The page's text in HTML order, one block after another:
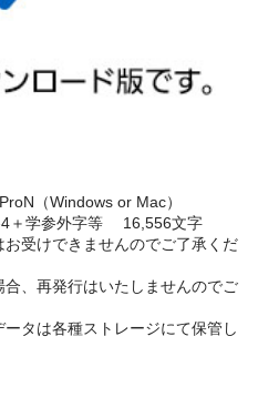
（Windows or Mac）
4＋学参外字等 16,556文字
受けできませんのでご了承くだ
、再発行はいたしませんのでご
タは各種ストレージにて保管し